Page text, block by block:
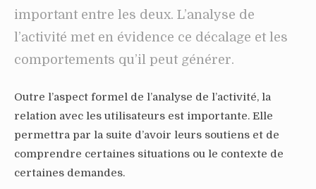
important entre les deux. L’analyse de
l’activité met en évidence ce décalage et les
comportements qu’il peut générer.
Outre l’aspect formel de l’analyse de l’activité, la
relation avec les utilisateurs est importante. Elle
permettra par la suite d’avoir leurs soutiens et de
comprendre certaines situations ou le contexte de
certaines demandes.